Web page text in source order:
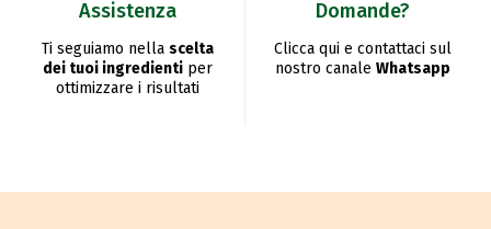
Assistenza
Ti seguiamo nella scelta
dei tuoi ingredienti per
ottimizzare i risultati
Domande?
Clicca qui e contattaci sul
nostro canale Whatsapp